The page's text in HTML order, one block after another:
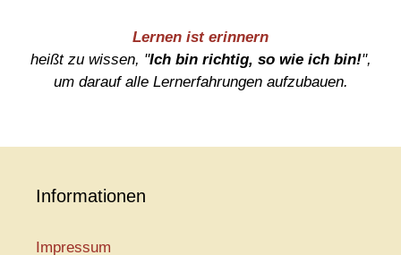
Lernen ist erinnern
heißt zu wissen, "Ich bin richtig, so wie ich bin!",
um darauf alle Lernerfahrungen aufzubauen.
Informationen
Impressum